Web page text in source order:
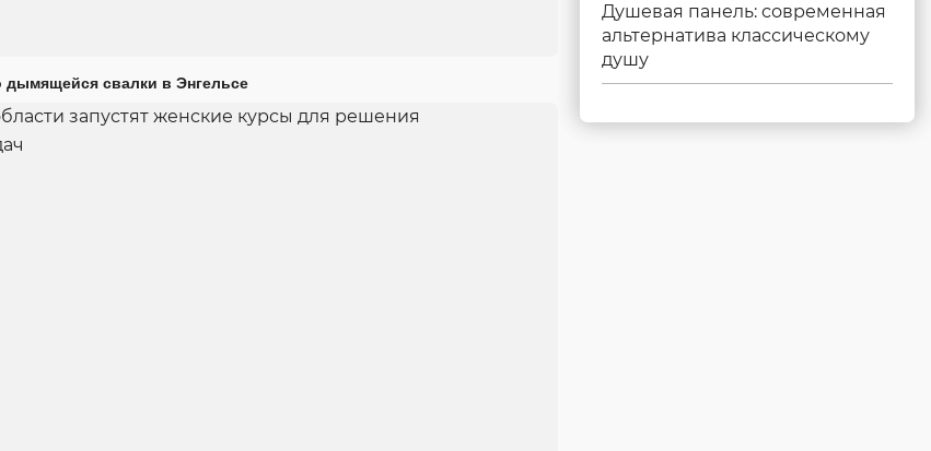
свалки в Энгельсе
Душевая панель: современная
альтернатива классическому
душу